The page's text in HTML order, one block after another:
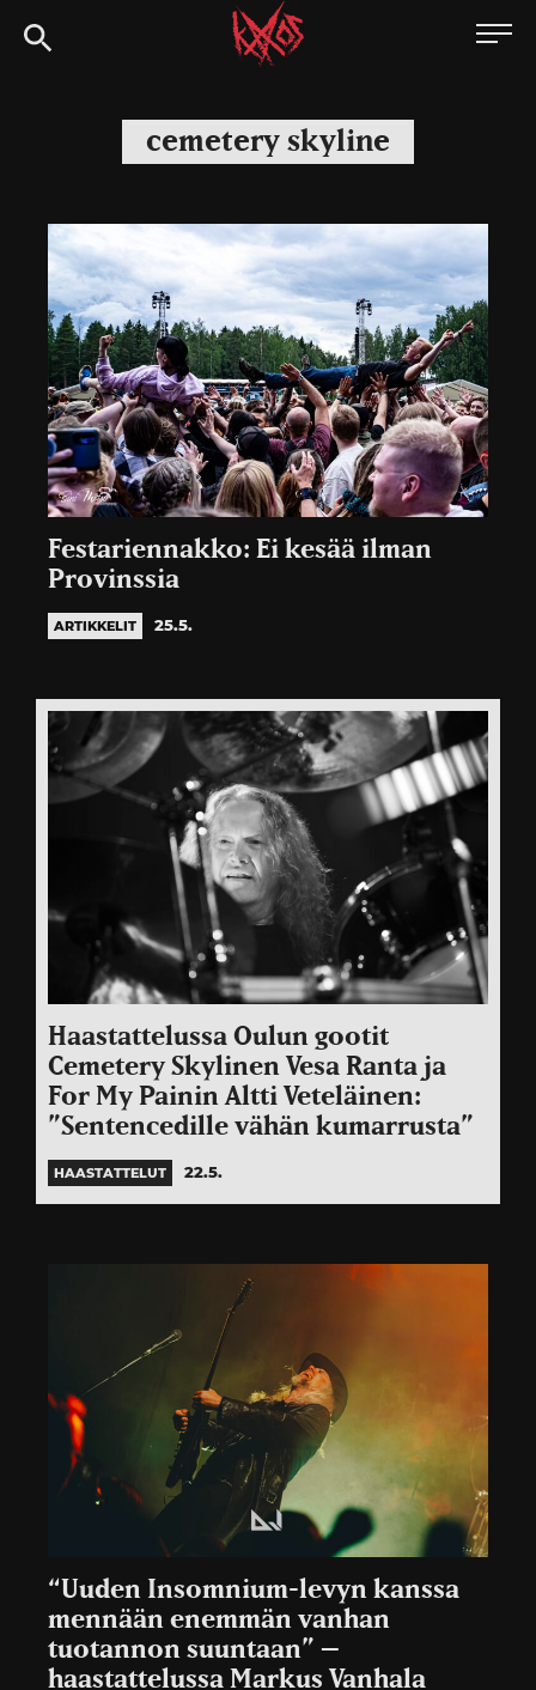
Siirry
suoraan
Kaaoszine
cemetery skyline
Festariennakko: Ei kesää ilman
Provinssia
ARTIKKELIT 25.5.
Haastattelussa Oulun gootit
Cemetery Skylinen Vesa Ranta ja
For My Painin Altti Veteläinen:
”Sentencedille vähän kumarrusta”
HAASTATTELUT 22.5.
“Uuden Insomnium-levyn kanssa
mennään enemmän vanhan
tuotannon suuntaan” –
haastattelussa Markus Vanhala